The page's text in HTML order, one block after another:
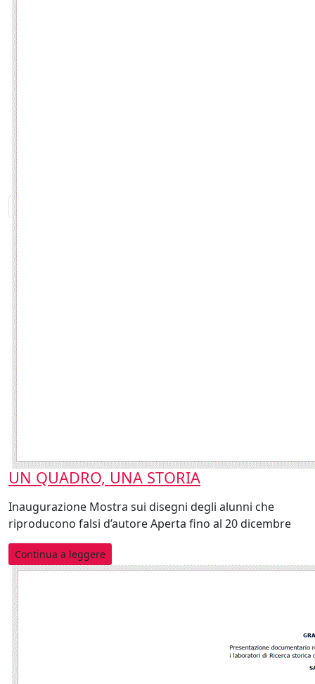
UN QUADRO, UNA STORIA
Inaugurazione Mostra sui disegni degli alunni che
riproducono falsi d’autore Aperta fino al 20 dicembre
Continua a leggere